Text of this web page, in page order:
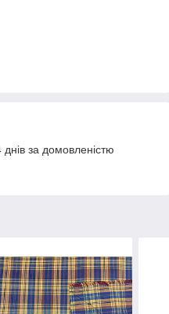
за домовленістю